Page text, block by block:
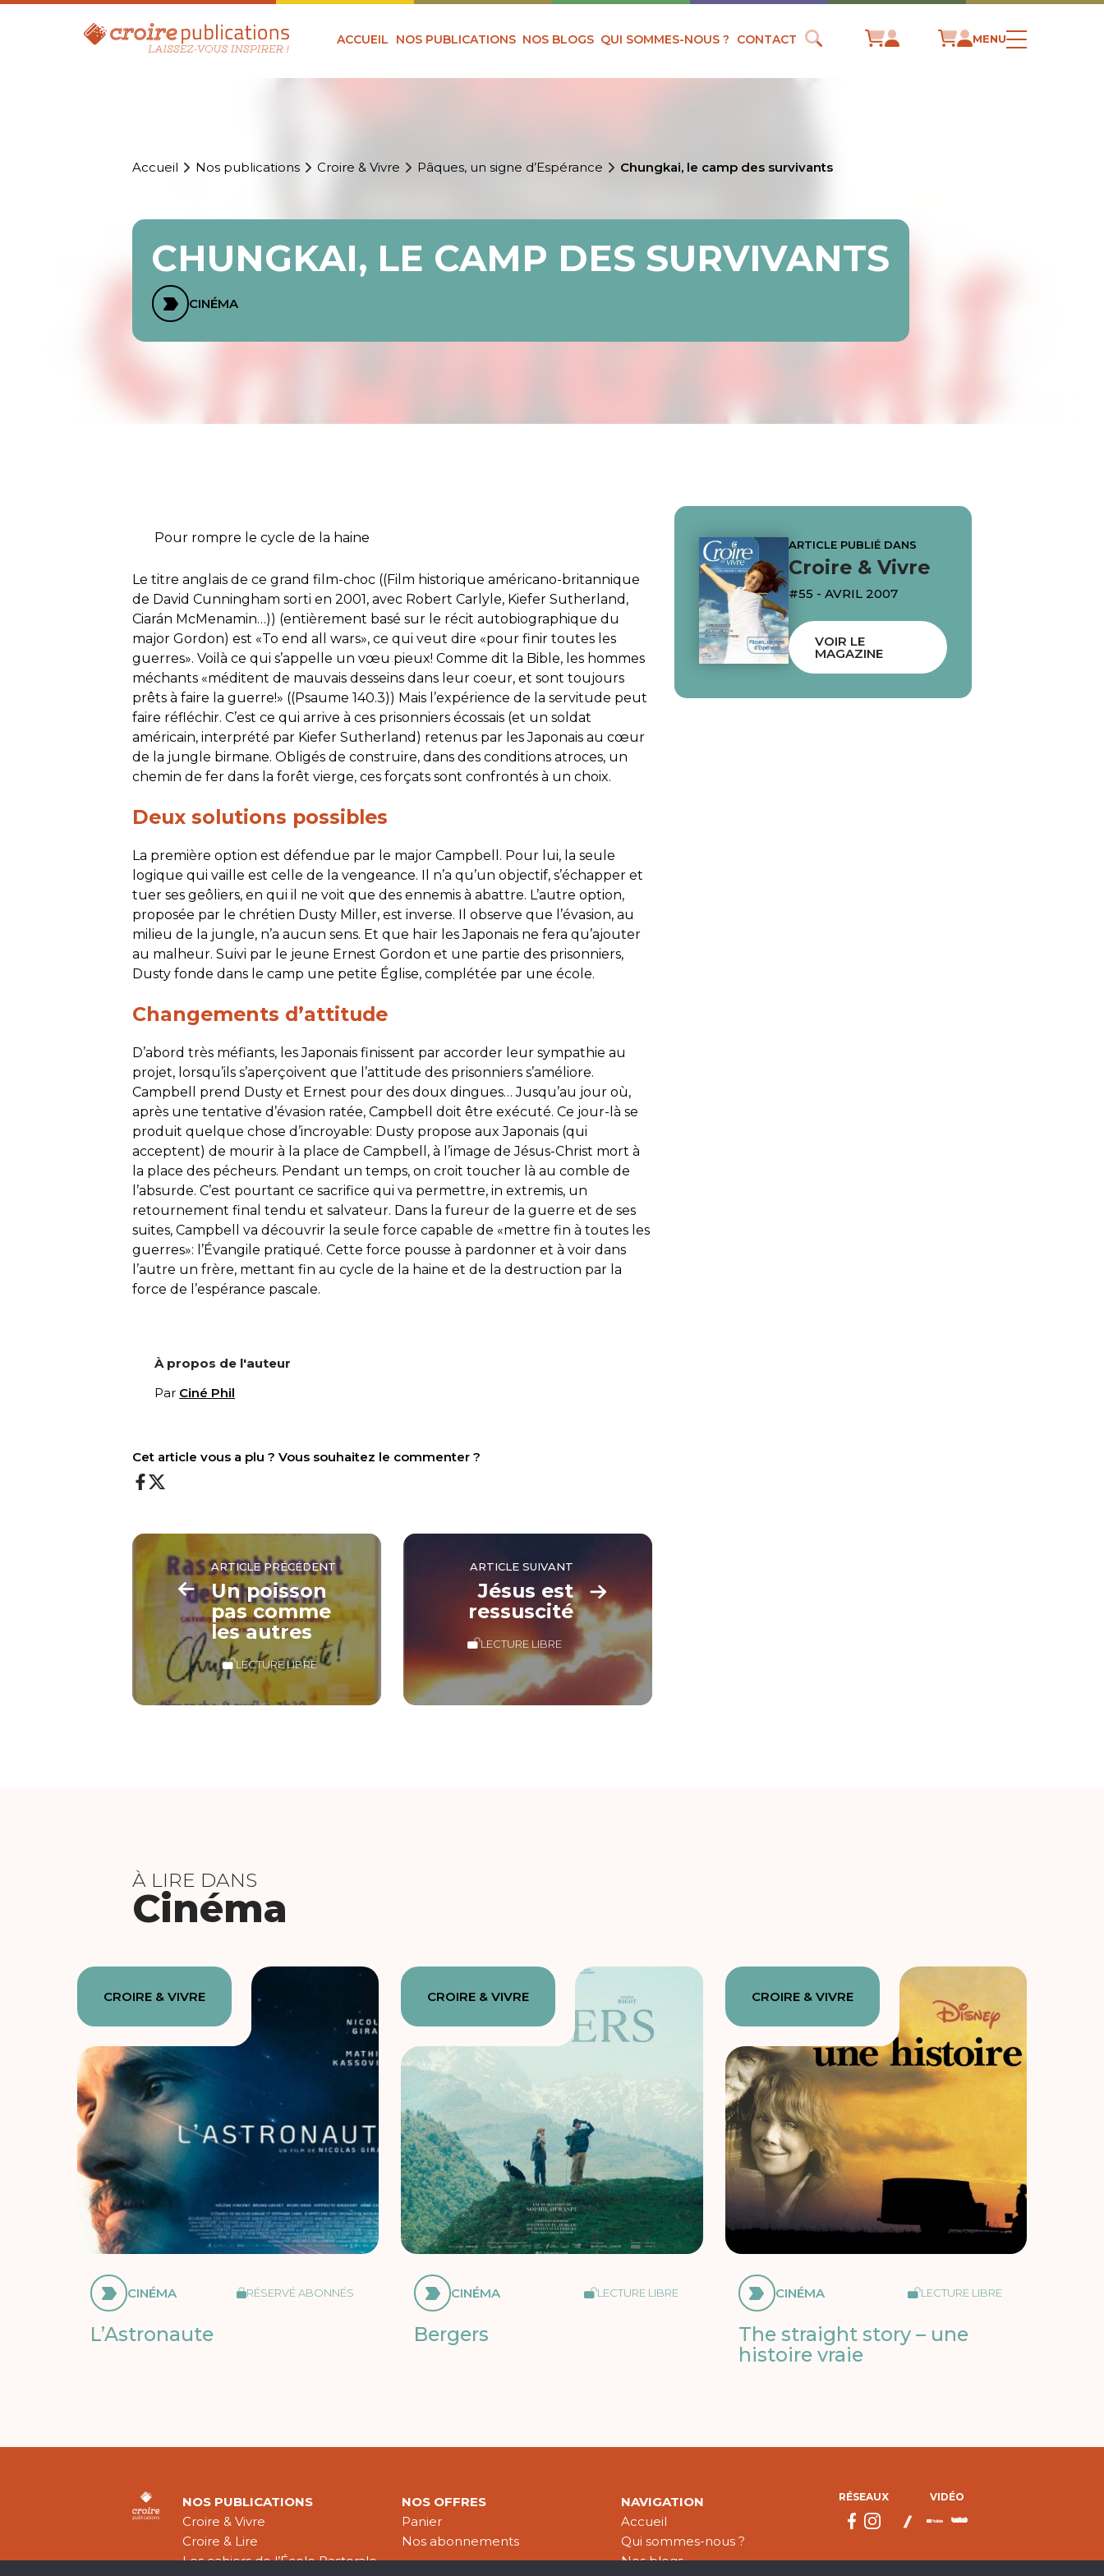
ACCUEIL NOS PUBLICATIONS NOS BLOGS QUI SOMMES-NOUS ? CONTACT MENU
Accueil Nos publications Croire & Vivre Pâques, un signe d’Espérance Chungkai, le camp des survivants
CHUNGKAI, LE CAMP DES SURVIVANTS
CINÉMA
Pour rompre le cycle de la haine
Le titre anglais de ce grand film-choc ((Film historique américano-britannique
de David Cunningham sorti en 2001, avec Robert Carlyle, Kiefer Sutherland,
Ciarán McMenamin…)) (entièrement basé sur le récit autobiographique du
major Gordon) est «To end all wars», ce qui veut dire «pour finir toutes les
guerres». Voilà ce qui s’appelle un vœu pieux! Comme dit la Bible, les hommes
méchants «méditent de mauvais desseins dans leur coeur, et sont toujours
prêts à faire la guerre!» ((Psaume 140.3)) Mais l’expérience de la servitude peut
faire réfléchir. C’est ce qui arrive à ces prisonniers écossais (et un soldat
américain, interprété par Kiefer Sutherland) retenus par les Japonais au cœur
de la jungle birmane. Obligés de construire, dans des conditions atroces, un
chemin de fer dans la forêt vierge, ces forçats sont confrontés à un choix.
Deux solutions possibles
La première option est défendue par le major Campbell. Pour lui, la seule
logique qui vaille est celle de la vengeance. Il n’a qu’un objectif, s’échapper et
tuer ses geôliers, en qui il ne voit que des ennemis à abattre. L’autre option,
proposée par le chrétien Dusty Miller, est inverse. Il observe que l’évasion, au
milieu de la jungle, n’a aucun sens. Et que haïr les Japonais ne fera qu’ajouter
au malheur. Suivi par le jeune Ernest Gordon et une partie des prisonniers,
Dusty fonde dans le camp une petite Église, complétée par une école.
Changements d’attitude
D’abord très méfiants, les Japonais finissent par accorder leur sympathie au
projet, lorsqu’ils s’aperçoivent que l’attitude des prisonniers s’améliore.
Campbell prend Dusty et Ernest pour des doux dingues… Jusqu’au jour où,
après une tentative d’évasion ratée, Campbell doit être exécuté. Ce jour-là se
produit quelque chose d’incroyable: Dusty propose aux Japonais (qui
acceptent) de mourir à la place de Campbell, à l’image de Jésus-Christ mort à
la place des pécheurs. Pendant un temps, on croit toucher là au comble de
l’absurde. C’est pourtant ce sacrifice qui va permettre, in extremis, un
retournement final tendu et salvateur. Dans la fureur de la guerre et de ses
suites, Campbell va découvrir la seule force capable de «mettre fin à toutes les
guerres»: l’Évangile pratiqué. Cette force pousse à pardonner et à voir dans
l’autre un frère, mettant fin au cycle de la haine et de la destruction par la
force de l’espérance pascale.
À propos de l'auteur
Par Ciné Phil
Cet article vous a plu ? Vous souhaitez le commenter ?
ARTICLE PRÉCÉDENT
Un poisson
pas comme
les autres
LECTURE LIBRE
ARTICLE SUIVANT
Jésus est
ressuscité
LECTURE LIBRE
ARTICLE PUBLIÉ DANS
Croire & Vivre
#55 - AVRIL 2007
VOIR LE
MAGAZINE
À LIRE DANS
Cinéma
CROIRE & VIVRE
CINÉMA RÉSERVÉ ABONNÉS
L’Astronaute
CROIRE & VIVRE
CINÉMA LECTURE LIBRE
Bergers
CROIRE & VIVRE
CINÉMA LECTURE LIBRE
The straight story – une
histoire vraie
NOS PUBLICATIONS
Croire & Vivre
Croire & Lire
Les cahiers de l’École Pastorale
NOS OFFRES
Panier
Nos abonnements
NAVIGATION
Accueil
Qui sommes-nous ?
Nos blogs
RÉSEAUX VIDÉO